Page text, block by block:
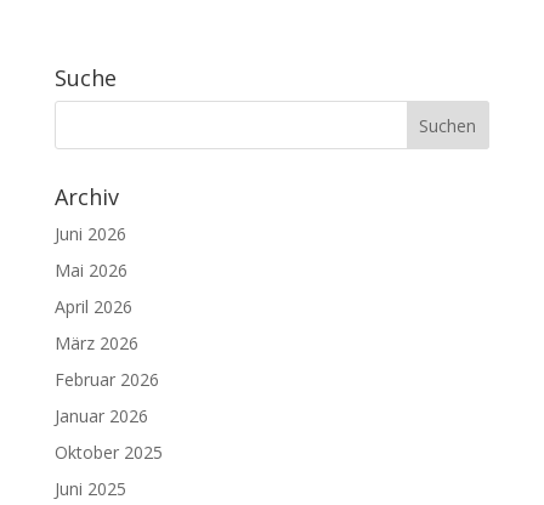
Suche
Archiv
Juni 2026
Mai 2026
April 2026
März 2026
Februar 2026
Januar 2026
Oktober 2025
Juni 2025